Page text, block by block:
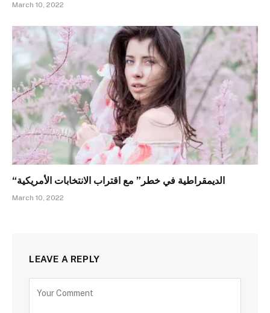
March 10, 2022
“الديمقراطية في خطر” مع اقتراب الانتخابات الأمريكية
March 10, 2022
LEAVE A REPLY